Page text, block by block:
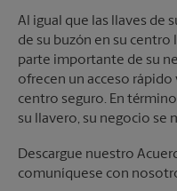
Al igual que las llaves de
de su buzón en su centro
parte importante de su
ofrecen un acceso
centro seguro. En
su llavero, su negocio se
Descargue nuestro
comuníquese con